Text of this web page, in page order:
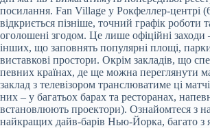
посилання. Fan Village у Рокфеллер-центрі
відкриється пізніше, точний графік роботи
оголошені згодом. Це лише офіційні заходи
інших, що заповнять популярні площі,
виставкові простори. Окрім закладів, що
певних країнах, де ще можна переглянути
заклад з телевізором транслюватиме ці
них – у багатьох барах та ресторанах,
встановлюють проектори). Ознайомтеся з
найкращих дайв-барів Нью-Йорка, багато з